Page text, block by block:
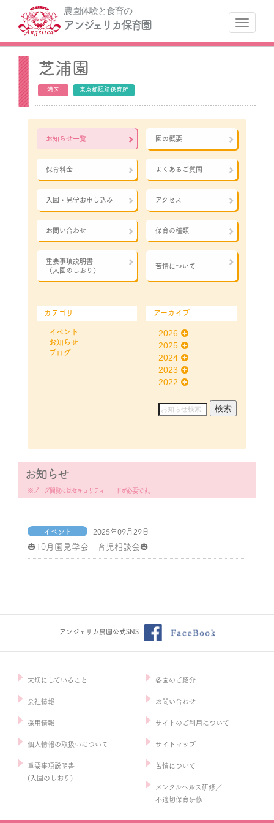
農園体験と食育の
アンジェリカ保育園 ナ
芝浦園
港区 東京都認証保育所
お知らせ一覧 園の概要
保育料金 よくあるご質問
入園・見学お申し込み アクセス
お問い合わせ 保育の種類
重要事項説明書
（入園のしおり）
苦情について
カテゴリ
イベント
お知らせ
ブログ
アーカイブ
2026
2025
2024
2023
2022
お知らせ
※ブログ閲覧にはセキュリティコードが必要です。
イベント 2025年09月29日
🎃10月園見学会 育児相談会🎃
アンジェリカ農園公式SNS
大切にしていること
会社情報
採用情報
個人情報の取扱いについて
重要事項説明書
(入園のしおり)
各園のご紹介
お問い合わせ
サイトのご利用について
サイトマップ
苦情について
メンタルヘルス研修／
不適切保育研修